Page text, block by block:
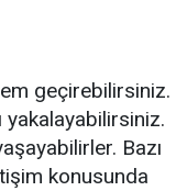
geçirebilirsiniz.
yakalayabilirsiniz.
Bazı
konusunda